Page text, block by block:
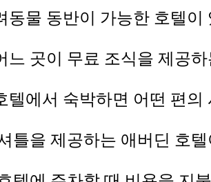
동물 동반이 가능한 호텔이
느 곳이 무료 조식을 제공
텔에서 숙박하면 어떤 편의
틀을 제공하는 애버딘 호